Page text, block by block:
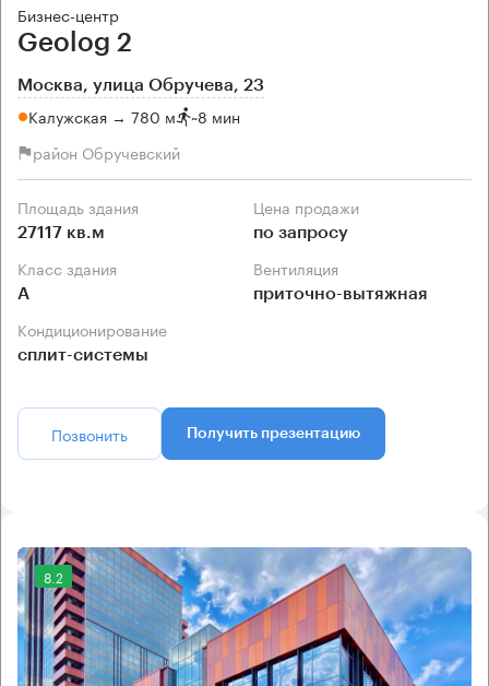
Бизнес-центр
Geolog 2
Москва, улица Обручева, 23
Калужская → 780 м ~8 мин
район Обручевский
Площадь здания
27117 кв.м
Цена продажи
по запросу
Класс здания
А
Вентиляция
приточно-вытяжная
Кондиционирование
сплит-системы
Позвонить Получить презентацию
8.2